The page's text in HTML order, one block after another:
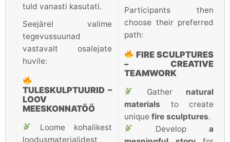
tuld vanasti kasutati.
Seejärel valime
tegevussuunad
vastavalt osalejate
huvile:
TULESKULPTUURID –
LOOV
MEESKONNATÖÖ
Loome kohalikest
loodusmaterjalidest
Participants then
choose their preferred
path:
FIRE SCULPTURES
– CREATIVE
TEAMWORK
Gather natural
materials to create
unique fire sculptures.
Develop a